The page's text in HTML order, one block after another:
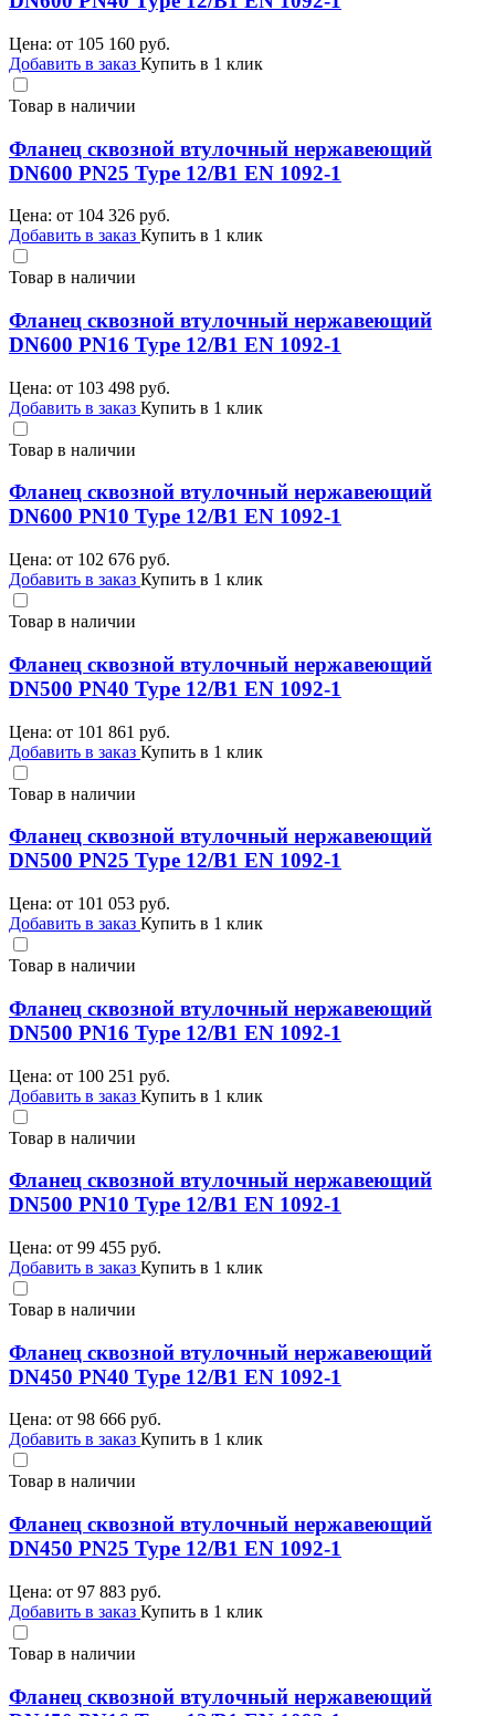
Цена: от 105 160 руб.
Добавить в заказ Купить в 1 клик
Товар в наличии
Фланец сквозной втулочный нержавеющий
DN600 PN25 Type 12/B1 EN 1092-1
Цена: от 104 326 руб.
Добавить в заказ Купить в 1 клик
Товар в наличии
Фланец сквозной втулочный нержавеющий
DN600 PN16 Type 12/B1 EN 1092-1
Цена: от 103 498 руб.
Добавить в заказ Купить в 1 клик
Товар в наличии
Фланец сквозной втулочный нержавеющий
DN600 PN10 Type 12/B1 EN 1092-1
Цена: от 102 676 руб.
Добавить в заказ Купить в 1 клик
Товар в наличии
Фланец сквозной втулочный нержавеющий
DN500 PN40 Type 12/B1 EN 1092-1
Цена: от 101 861 руб.
Добавить в заказ Купить в 1 клик
Товар в наличии
Фланец сквозной втулочный нержавеющий
DN500 PN25 Type 12/B1 EN 1092-1
Цена: от 101 053 руб.
Добавить в заказ Купить в 1 клик
Товар в наличии
Фланец сквозной втулочный нержавеющий
DN500 PN16 Type 12/B1 EN 1092-1
Цена: от 100 251 руб.
Добавить в заказ Купить в 1 клик
Товар в наличии
Фланец сквозной втулочный нержавеющий
DN500 PN10 Type 12/B1 EN 1092-1
Цена: от 99 455 руб.
Добавить в заказ Купить в 1 клик
Товар в наличии
Фланец сквозной втулочный нержавеющий
DN450 PN40 Type 12/B1 EN 1092-1
Цена: от 98 666 руб.
Добавить в заказ Купить в 1 клик
Товар в наличии
Фланец сквозной втулочный нержавеющий
DN450 PN25 Type 12/B1 EN 1092-1
Цена: от 97 883 руб.
Добавить в заказ Купить в 1 клик
Товар в наличии
Фланец сквозной втулочный нержавеющий